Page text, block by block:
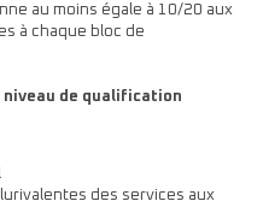
au moins égale à 10/20 aux
à chaque bloc de
niveau de qualification
des services aux